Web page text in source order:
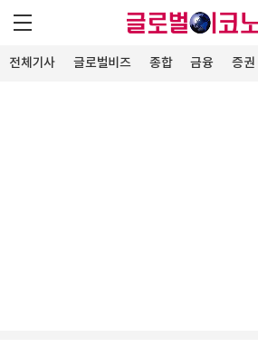
전체기사 글로벌비즈 종합 금융 증권